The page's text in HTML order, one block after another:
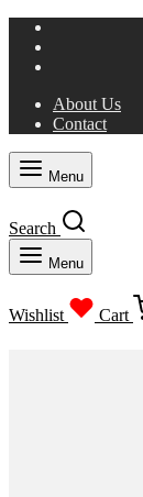
About Us
Contact
Menu
Search
Menu
Wishlist Cart